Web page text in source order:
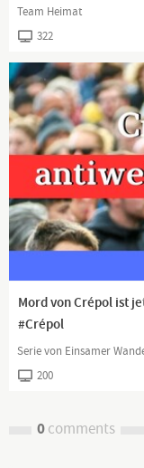
Team Heimat
322
Mord von Crépol ist
#Crépol
Serie von Einsamer
200
0comments